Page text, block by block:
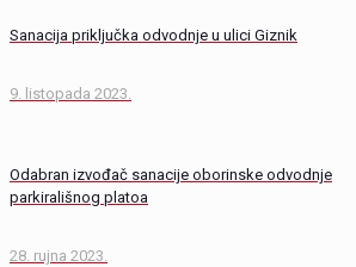
Sanacija priključka odvodnje u ulici Giznik
9. listopada 2023.
Odabran izvođač sanacije oborinske odvodnje
parkirališnog platoa
28. rujna 2023.